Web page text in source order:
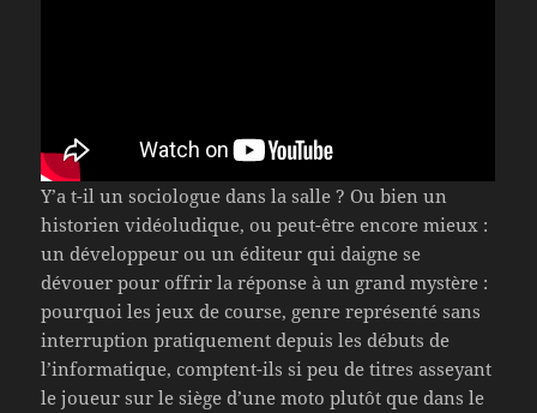
Y’a t-il un sociologue dans la salle ? Ou bien un
historien vidéoludique, ou peut-être encore mieux :
un développeur ou un éditeur qui daigne se
dévouer pour offrir la réponse à un grand mystère :
pourquoi les jeux de course, genre représenté sans
interruption pratiquement depuis les débuts de
l’informatique, comptent-ils si peu de titres asseyant
le joueur sur le siège d’une moto plutôt que dans le